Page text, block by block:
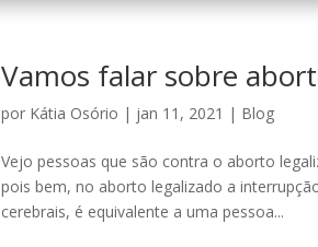
Vamos falar sobre
por Kátia Osório | jan 11, 2021 | Blog
Vejo pessoas que são contra o aborto
pois bem, no aborto legalizado a
cerebrais, é equivalente a uma pessoa...